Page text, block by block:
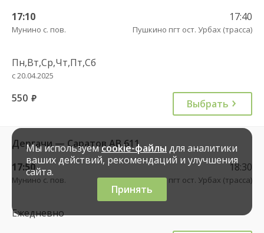
17:10
Мунино с. пов.
17:40
Пушкино пгт ост. Урбах (трасса)
Пн,Вт,Ср,Чт,Пт,Сб
с 20.04.2025
550 руб. Выбрать
Дергачи — Саратов АВ 611
17:50
Мунино с. пов.
18:30
Пушкино пгт ост. Урбах (трасса)
Ежедневно
Мы используемcookie-файлы для аналитики
ваших действий, рекомендаций и улучшения
сайта.
Принять